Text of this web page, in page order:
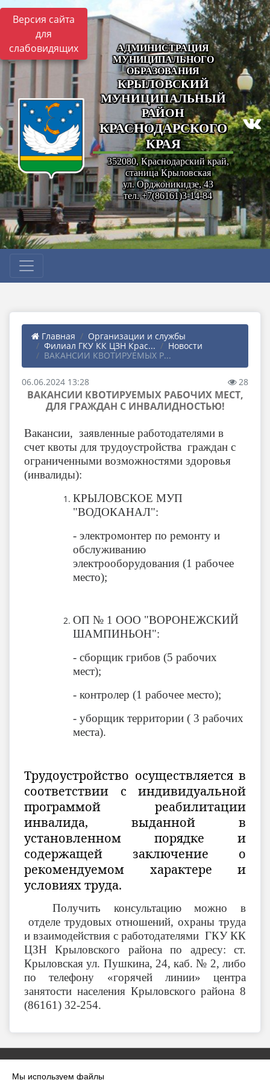
Мы используем файлы
Версия сайта
для
слабовидящих
АДМИНИСТРАЦИЯ
МУНИЦИПАЛЬНОГО
ОБРАЗОВАНИЯ
КРЫЛОВСКИЙ
МУНИЦИПАЛЬНЫЙ
РАЙОН
КРАСНОДАРСКОГО
КРАЯ
352080, Краснодарский край,
станица Крыловская
ул. Орджоникидзе, 43
тел. +7(86161)3-14-84
Главная
Организации и службы
Филиал ГКУ КК ЦЗН Крас...
Новости
ВАКАНСИИ КВОТИРУЕМЫХ Р...
06.06.2024 13:28 28
ВАКАНСИИ КВОТИРУЕМЫХ РАБОЧИХ МЕСТ,
ДЛЯ ГРАЖДАН С ИНВАЛИДНОСТЬЮ!
Вакансии, заявленные работодателями в
счет квоты для трудоустройства граждан с
ограниченными возможностями здоровья
(инвалиды):
КРЫЛОВСКОЕ МУП
"ВОДОКАНАЛ":
- электромонтер по ремонту и
обслуживанию
электрооборудования (1 рабочее
место);
ОП № 1 ООО "ВОРОНЕЖСКИЙ
ШАМПИНЬОН":
- сборщик грибов (5 рабочих
мест);
- контролер (1 рабочее место);
- уборщик территории ( 3 рабочих
места).
Трудоустройство осуществляется в
соответствии с индивидуальной
программой реабилитации
инвалида, выданной в
установленном порядке и
содержащей заключение о
рекомендуемом характере и
условиях труда.
Получить консультацию можно в
отделе трудовых отношений, охраны труда
и взаимодействия с работодателями ГКУ КК
ЦЗН Крыловского района по адресу: ст.
Крыловская ул. Пушкина, 24, каб. № 2, либо
по телефону «горячей линии» центра
занятости населения Крыловского района 8
(86161) 32-254.